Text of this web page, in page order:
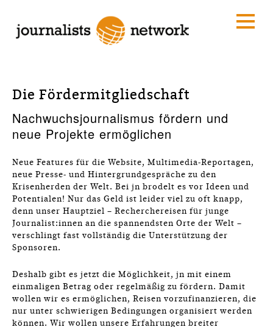
Die Fördermitgliedschaft
Nachwuchsjournalismus fördern und
neue Projekte ermöglichen
Neue Features für die Website, Multimedia-Reportagen,
neue Presse- und Hintergrundgespräche zu den
Krisenherden der Welt. Bei jn brodelt es vor Ideen und
Potentialen! Nur das Geld ist leider viel zu oft knapp,
denn unser Hauptziel – Recherchereisen für junge
Journalist:innen an die spannendsten Orte der Welt –
verschlingt fast vollständig die Unterstützung der
Sponsoren.
Deshalb gibt es jetzt die Möglichkeit, jn mit einem
einmaligen Betrag oder regelmäßig zu fördern. Damit
wollen wir es ermöglichen, Reisen vorzufinanzieren, die
nur unter schwierigen Bedingungen organisiert werden
können. Wir wollen unsere Erfahrungen breiter